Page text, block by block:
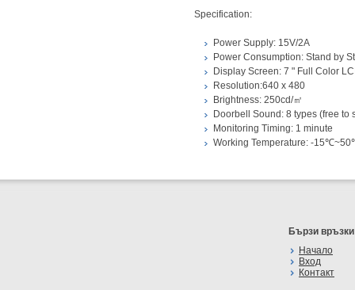
Specification:
Power Supply: 15V/2A
Power Consumption: Stand by
Display Screen: 7 " Full Color
Resolution:640 x 480
Brightness: 250cd/㎡
Doorbell Sound: 8 types (free to
Monitoring Timing: 1 minute
Working Temperature: -
Бързи връзки
Начало
Вход
Контакт